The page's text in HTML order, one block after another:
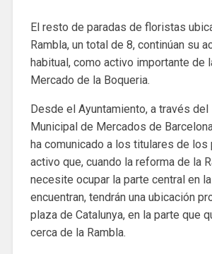
El resto de paradas de floristas
Rambla, un total de 8, continúan su
habitual, como activo importante de
Mercado de la Boqueria.
Desde el Ayuntamiento, a través
Municipal de Mercados de
ha comunicado a los titulares de
activo que, cuando la reforma de la
necesite ocupar la parte central en
encuentran, tendrán una ubicación
plaza de Catalunya, en la parte que
cerca de la Rambla.